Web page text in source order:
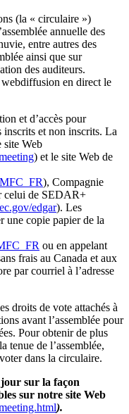
(la « circulaire »)
annuelle des
entre autres des
ainsi que sur
des auditeurs.
webdiffusion en direct le
et d’accès pour
inscrits et non inscrits. La
site Web
) et le site Web de
), Compagnie
celui de SEDAR+
edgar). Les
une copie papier de la
ou en appelant
frais au Canada et aux
par courriel à l’adresse
droits de vote attachés à
avant l’assemblée pour
Pour obtenir de plus
tenue de l’assemblée,
dans la circulaire.
sur la façon
sur notre site Web
).